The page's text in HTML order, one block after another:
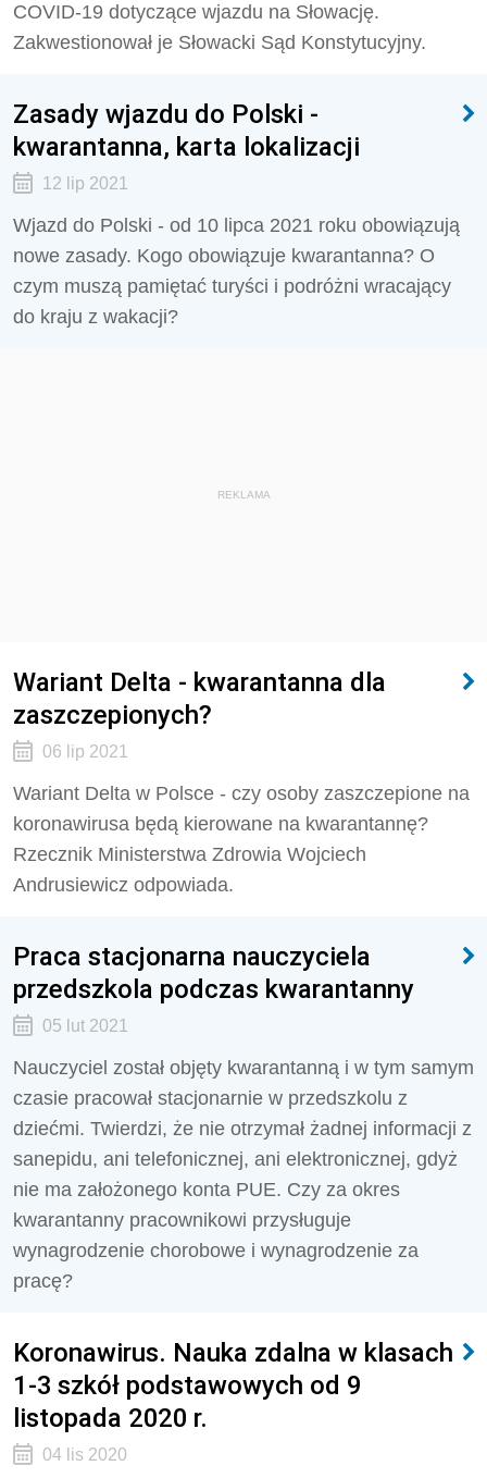
COVID-19 dotyczące wjazdu na Słowację.
Zakwestionował je Słowacki Sąd Konstytucyjny.
Zasady wjazdu do Polski -
kwarantanna, karta lokalizacji
12 lip 2021
Wjazd do Polski - od 10 lipca 2021 roku obowiązują
nowe zasady. Kogo obowiązuje kwarantanna? O
czym muszą pamiętać turyści i podróżni wracający
do kraju z wakacji?
REKLAMA
Wariant Delta - kwarantanna dla
zaszczepionych?
06 lip 2021
Wariant Delta w Polsce - czy osoby zaszczepione na
koronawirusa będą kierowane na kwarantannę?
Rzecznik Ministerstwa Zdrowia Wojciech
Andrusiewicz odpowiada.
Praca stacjonarna nauczyciela
przedszkola podczas kwarantanny
05 lut 2021
Nauczyciel został objęty kwarantanną i w tym samym
czasie pracował stacjonarnie w przedszkolu z
dziećmi. Twierdzi, że nie otrzymał żadnej informacji z
sanepidu, ani telefonicznej, ani elektronicznej, gdyż
nie ma założonego konta PUE. Czy za okres
kwarantanny pracownikowi przysługuje
wynagrodzenie chorobowe i wynagrodzenie za
pracę?
Koronawirus. Nauka zdalna w klasach
1-3 szkół podstawowych od 9
listopada 2020 r.
04 lis 2020